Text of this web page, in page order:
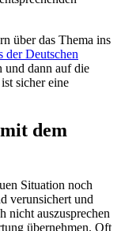
über das Thema ins
der Deutschen
und dann auf die
sicher eine
dem
Situation noch
verunsichert und
nicht auszusprechen
übernehmen. Oft